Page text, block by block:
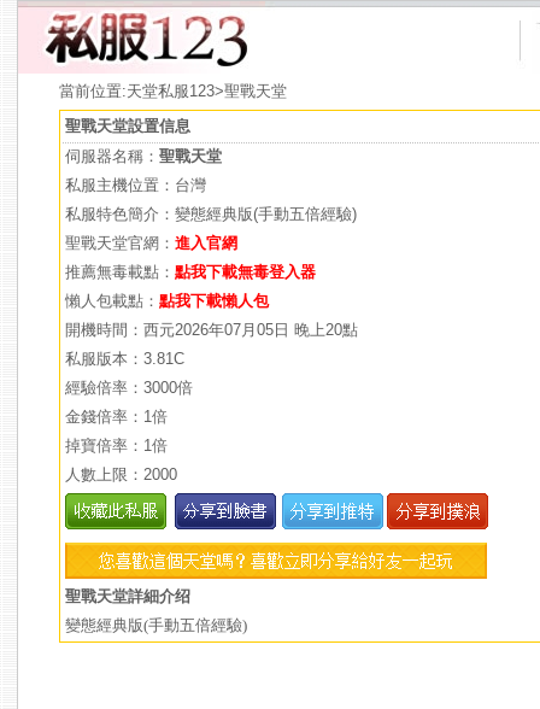
當前位置:天堂私服123>聖戰天堂
聖戰天堂設置信息
伺服器名稱： 聖戰天堂
私服主機位置：台灣
私服特色簡介：變態經典版(手動五倍經驗)
聖戰天堂官網： 進入官網
推薦無毒載點： 點我下載無毒登入器
懶人包載點： 點我下載懶人包
開機時間：西元2026年07月05日 晚上20點
私服版本：3.81C
經驗倍率：3000倍
金錢倍率：1倍
掉寶倍率：1倍
人數上限：2000
聖戰天堂詳細介绍
變態經典版(手動五倍經驗)